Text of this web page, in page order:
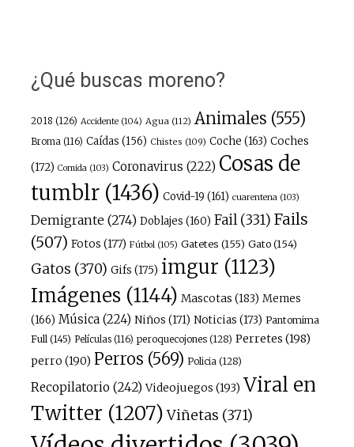
¿Qué buscas moreno?
2018 (126) Accidente(104) Agua (112) Animales (555)
Broma (116) Caídas (156) Chistes (109) Coche (163) Coches
(172) Comida (103) Coronavirus (222) Cosas de
tumblr(1436) Covid-19 (161) cuarentena (103)
Demigrante(274) Doblajes (160) Fail(331) Fails
(507) Fotos (177) Fútbol (105) Gatetes (155) Gato(154)
Gatos (370) Gifs (175) imgur (1123)
Imágenes(1144) Mascotas (183) Memes
(166) Música (224) Niños (171) Noticias (173) Pantomima
Full (145) Películas(116) peroquecojones(128) Perretes (198)
perro (190) Perros (569) Policia (128)
Recopilatorio (242) Videojuegos (193) Viral en
Twitter (1207) Viñetas (371)